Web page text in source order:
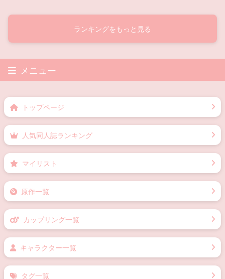
ランキングをもっと見る
メニュー
トップページ
人気同人誌ランキング
マイリスト
原作一覧
カップリング一覧
キャラクター一覧
タグ一覧